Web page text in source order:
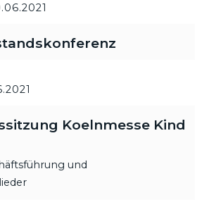
Koelnmesse Kind
und